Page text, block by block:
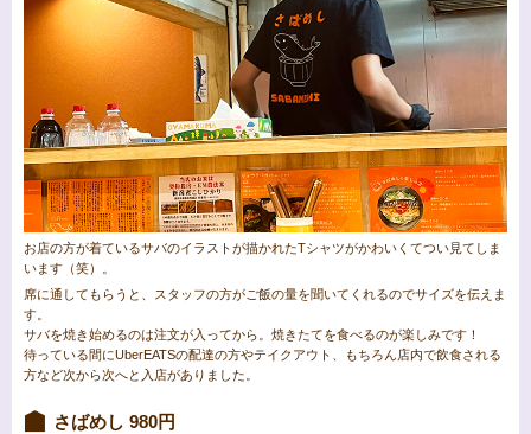
お店の方が着ているサバのイラストが描かれたTシャツがかわいくてつい見てしま
います（笑）。
席に通してもらうと、スタッフの方がご飯の量を聞いてくれるのでサイズを伝えま
す。
サバを焼き始めるのは注文が入ってから。焼きたてを食べるのが楽しみです！
待っている間にUberEATSの配達の方やテイクアウト、もちろん店内で飲食される
方など次から次へと入店がありました。
さばめし 980円